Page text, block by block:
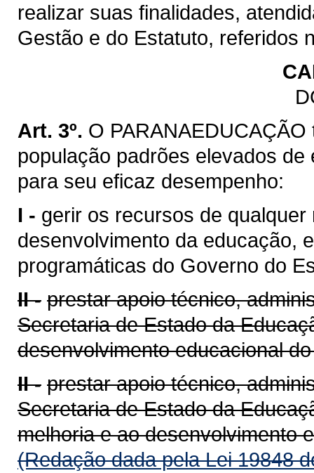
realizar suas finalidades,
Gestão e do Estatuto, referidos
Art. 3º. O
população padrões elevados
para seu eficaz desempenho:
I - gerir os recursos de
desenvolvimento da educação,
programáticas do Governo do
II - prestar apoio técnico,
Secretaria de Estado da
desenvolvimento educacional
II - prestar apoio técnico,
Secretaria de Estado da
melhoria e ao desenvolvimento
(Redação dada pela Lei 19848